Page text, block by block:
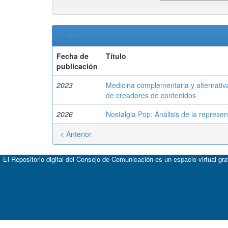
Fecha de
publicación
Título
2023
Medicina complementaria y
de creadores de contenidos
2026 Nostalgia Pop: Análisis de la
< Anterior
El Repositorio digital del Consejo de Comunicación es un espacio virtual